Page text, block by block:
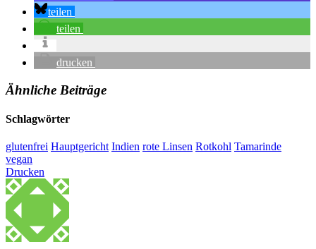
teilen
teilen
drucken
Ähnliche Beiträge
Schlagwörter
glutenfrei Hauptgericht Indien rote Linsen Rotkohl Tamarinde
vegan
Drucken